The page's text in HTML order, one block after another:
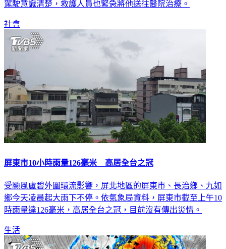
駕駛意識清楚，救護人員也緊急將他送往醫院治療。
社會
屏東市10小時雨量126毫米 高居全台之冠
受颱風盧碧外圍環流影響，屏北地區的屏東市、長治鄉、九如
鄉今天凌晨起大雨下不停。依氣象局資料，屏東市截至上午10
時雨量達126毫米，高居全台之冠，目前沒有傳出災情。
生活